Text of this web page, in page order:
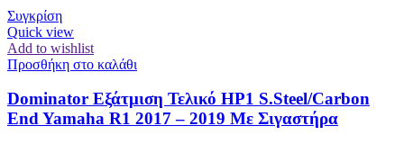
Συγκρίση
Quick view
Add to wishlist
Προσθήκη στο καλάθι
Dominator Εξάτμιση Τελικό HP1 S.Steel/Carbon
End Yamaha R1 2017 – 2019 Με Σιγαστήρα